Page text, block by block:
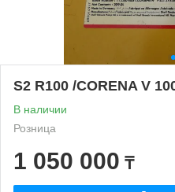
S2 R100 /CORENA V
В наличии
Розница
1 050 000 ₸